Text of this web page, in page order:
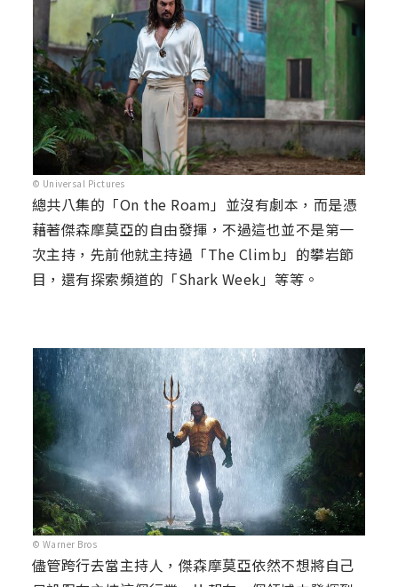
© Universal Pictures
總共八集的「On the Roam」並沒有劇本，而是憑
藉著傑森摩莫亞的自由發揮，不過這也並不是第一
次主持，先前他就主持過「The Climb」的攀岩節
目，還有探索頻道的「Shark Week」等等。
© Warner Bros
儘管跨行去當主持人，傑森摩莫亞依然不想將自己